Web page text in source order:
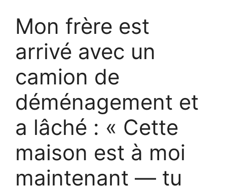
Mon frère est
arrivé avec un
camion de
déménagement et
a lâché : « Cette
maison est à moi
maintenant — tu